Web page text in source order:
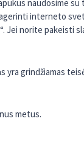
naudosime su
interneto
Jei norite pakeisti
yra grindžiamas
metus.
vienetų
2 kartus per
valdymui:
rizikos
atliekamas
kapitalo